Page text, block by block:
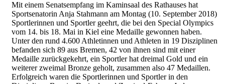
Mit einem Senatsempfang im Kaminsaal des Rathauses hat
Sportsenatorin Anja Stahmann am Montag (10. September 2018)
Sportlerinnen und Sportler geehrt, die bei den Special Olympics
vom 14. bis 18. Mai in Kiel eine Medaille gewonnen haben.
Unter den rund 4.600 Athletinnen und Athleten in 19 Disziplinen
befanden sich 89 aus Bremen, 42 von ihnen sind mit einer
Medaille zurückgekehrt, ein Sportler hat dreimal Gold und ein
weiterer zweimal Bronze geholt, zusammen also 47 Medaillen.
Erfolgreich waren die Sportlerinnen und Sportler in den